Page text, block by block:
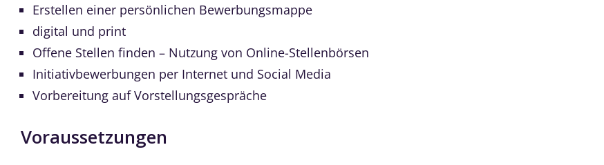
Erstellen einer persönlichen Bewerbungsmappe
digital und print
Offene Stellen finden – Nutzung von Online-Stellenbörsen
Initiativbewerbungen per Internet und Social Media
Vorbereitung auf Vorstellungsgespräche
Voraussetzungen